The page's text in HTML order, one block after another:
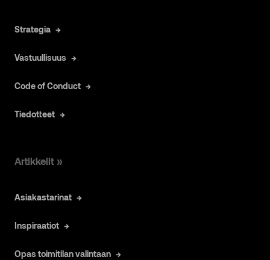
Strategia
Vastuullisuus
Code of Conduct
Tiedotteet
Artikkelit »
Asiakastarinat
Inspiraatiot
Opas toimitilan valintaan